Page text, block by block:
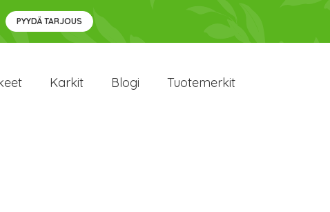
PYYDÄ TARJOUS
Karkit Blogi Tuotemerkit